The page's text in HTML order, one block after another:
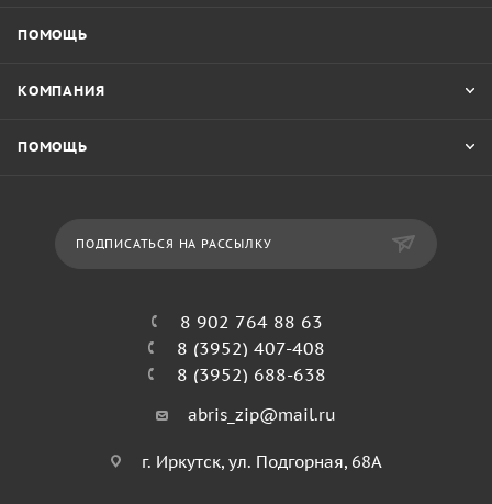
ПОМОЩЬ
КОМПАНИЯ
ПОМОЩЬ
ПОДПИСАТЬСЯ НА РАССЫЛКУ
8 902 764 88 63
8 (3952) 407-408
8 (3952) 688-638
abris_zip@mail.ru
г. Иркутск, ул. Подгорная, 68А